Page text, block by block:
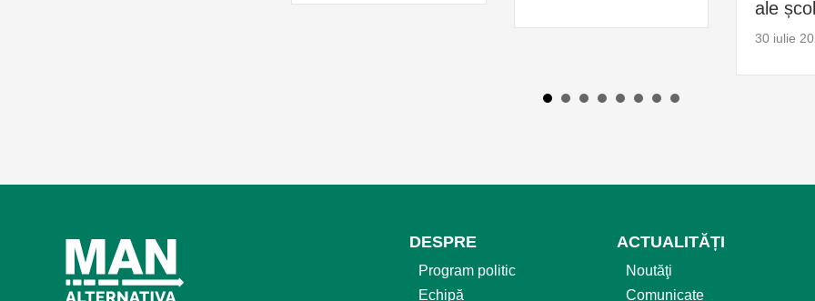
ale
30 iulie
DESPRE
Program politic
Echipă
ACTUALITĂȚI
Noutăţi
Comunicate